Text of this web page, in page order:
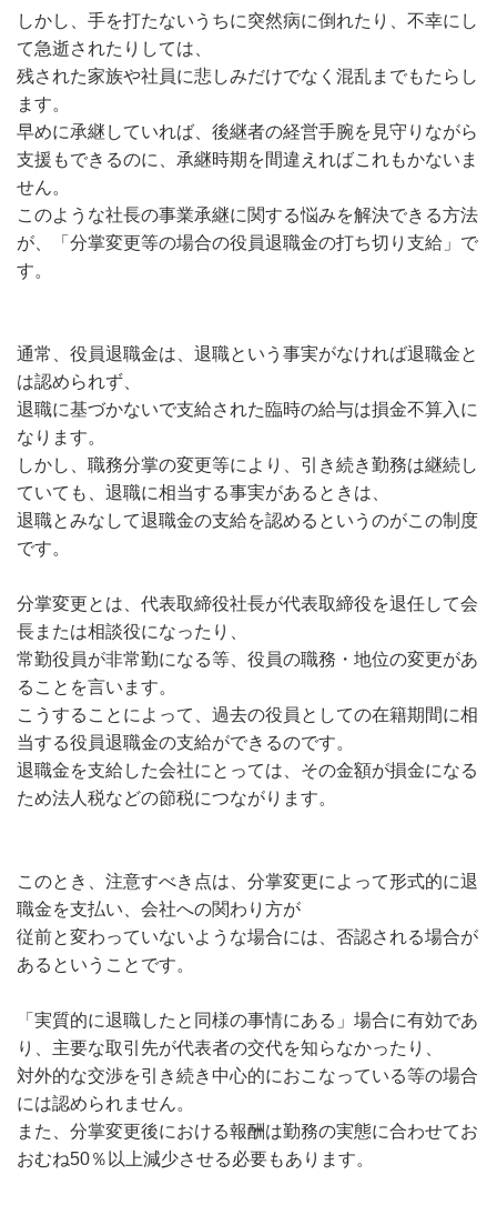
しかし、手を打たないうちに突然病に倒れたり、不幸にし
て急逝されたりしては、
残された家族や社員に悲しみだけでなく混乱までもたらし
ます。
早めに承継していれば、後継者の経営手腕を見守りながら
支援もできるのに、承継時期を間違えればこれもかないま
せん。
このような社長の事業承継に関する悩みを解決できる方法
が、「分掌変更等の場合の役員退職金の打ち切り支給」で
す。
通常、役員退職金は、退職という事実がなければ退職金と
は認められず、
退職に基づかないで支給された臨時の給与は損金不算入に
なります。
しかし、職務分掌の変更等により、引き続き勤務は継続し
ていても、退職に相当する事実があるときは、
退職とみなして退職金の支給を認めるというのがこの制度
です。
分掌変更とは、代表取締役社長が代表取締役を退任して会
長または相談役になったり、
常勤役員が非常勤になる等、役員の職務・地位の変更があ
ることを言います。
こうすることによって、過去の役員としての在籍期間に相
当する役員退職金の支給ができるのです。
退職金を支給した会社にとっては、その金額が損金になる
ため法人税などの節税につながります。
このとき、注意すべき点は、分掌変更によって形式的に退
職金を支払い、会社への関わり方が
従前と変わっていないような場合には、否認される場合が
あるということです。
「実質的に退職したと同様の事情にある」場合に有効であ
り、主要な取引先が代表者の交代を知らなかったり、
対外的な交渉を引き続き中心的におこなっている等の場合
には認められません。
また、分掌変更後における報酬は勤務の実態に合わせてお
おむね50％以上減少させる必要もあります。